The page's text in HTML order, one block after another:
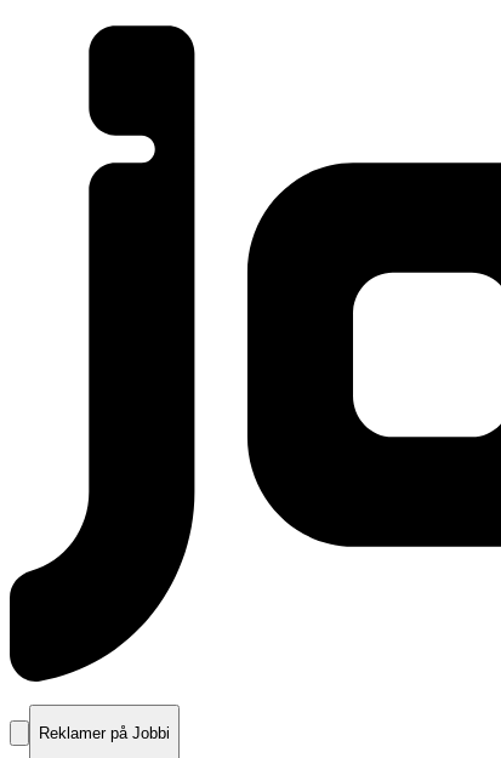
Reklamer på Jobbi